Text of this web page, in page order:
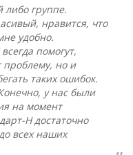
либо группе.
нравится, что
удобно.
помогут,
проблему, но и
таких ошибок.
у нас были
на момент
Н достаточно
всех наших